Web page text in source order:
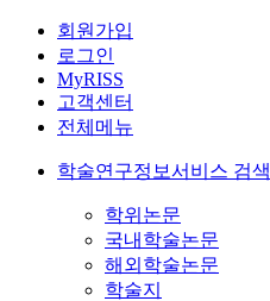
회원가입
로그인
MyRISS
고객센터
전체메뉴
학술연구정보서비스 검색
학위논문
국내학술논문
해외학술논문
학술지